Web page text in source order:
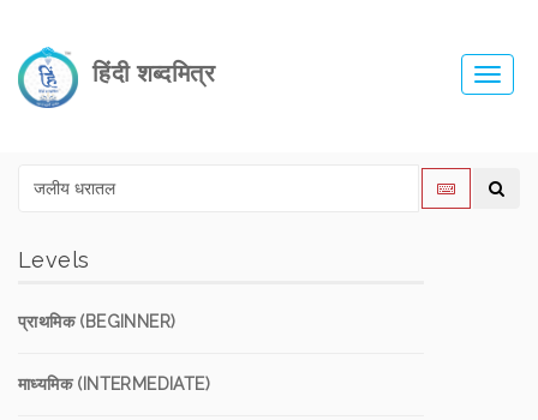
हिंदी शब्दमित्र
Levels
प्राथमिक (BEGINNER)
माध्यमिक (INTERMEDIATE)